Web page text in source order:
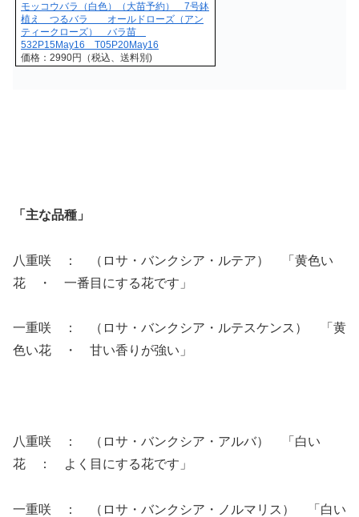
モッコウバラ（白色）（大苗予約） 7号鉢
植え つるバラ オールドローズ（アン
ティークローズ） バラ苗
532P15May16 T05P20May16
価格：2990円（税込、送料別)
「主な品種」
八重咲 ： （ロサ・バンクシア・ルテア） 「黄色い
花 ・ 一番目にする花です」
一重咲 ： （ロサ・バンクシア・ルテスケンス） 「黄
色い花 ・ 甘い香りが強い」
八重咲 ： （ロサ・バンクシア・アルバ） 「白い
花 ： よく目にする花です」
一重咲 ： （ロサ・バンクシア・ノルマリス） 「白い